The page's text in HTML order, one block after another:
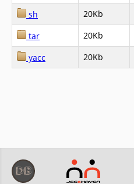
sh
20Kb
tar
20Kb
yacc
20Kb